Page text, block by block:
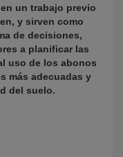
un trabajo previo
y sirven como
de decisiones,
a planificar las
uso de los abonos
más adecuadas y
del suelo.